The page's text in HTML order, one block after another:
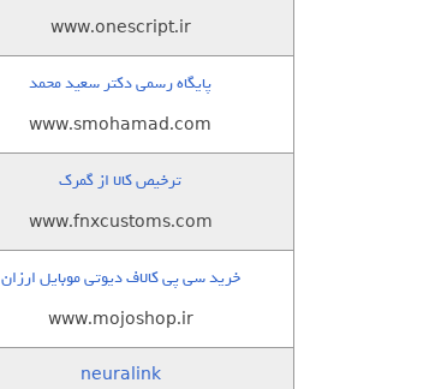
www.onescript.ir
پایگاه رسمی دکتر سعید محمد
www.smohamad.com
ترخیص کالا از گمرک
www.fnxcustoms.com
خرید سی پی کالاف دیوتی موبایل ارزان
www.mojoshop.ir
neuralink